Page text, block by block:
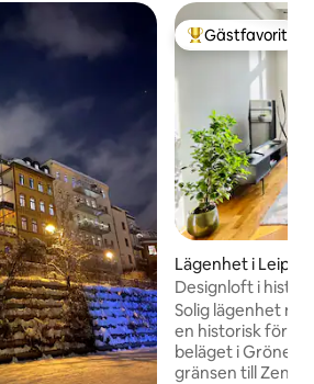
Populär
Gästfavorit
Lägenhet i Leipzig
Designloft i
arenan/stadion
Solig lägenhet
en historisk före
beläget i Gröner
gränsen till